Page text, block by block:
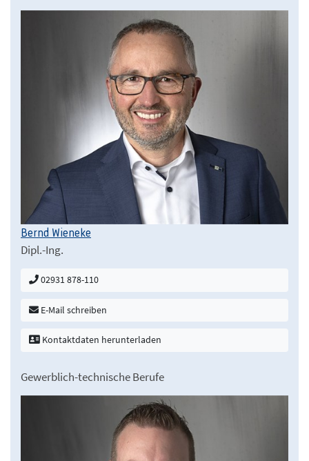
Bernd Wieneke
Dipl.-Ing.
02931 878-110
E-Mail schreiben
Kontaktdaten herunterladen
Gewerblich-technische Berufe